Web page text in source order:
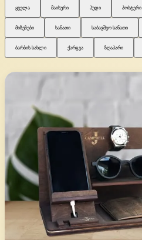
ყველა მაისური ჰუდი პოსტერი
მიზეზები სანათი საბავშვო სანათი
ბარბის სახლი ქარგვა ზღაპარი